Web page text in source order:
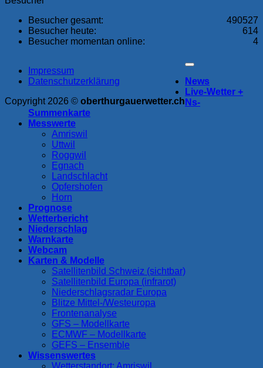
490527
Besucher gesamt:
614
Besucher heute:
4
Besucher momentan online:
Impressum
Datenschutzerklärung
Copyright 2026 © oberthurgauerwetter.ch
News
Live-Wetter +
Ns-
Summenkarte
Messwerte
Amriswil
Uttwil
Roggwil
Egnach
Landschlacht
Opfershofen
Horn
Prognose
Wetterbericht
Niederschlag
Warnkarte
Webcam
Karten & Modelle
Satellitenbild Schweiz (sichtbar)
Satellitenbild Europa (infrarot)
Niederschlagsradar Europa
Blitze Mittel-/Westeuropa
Frontenanalyse
GFS – Modellkarte
ECMWF – Modellkarte
GEFS – Ensemble
Wissenswertes
Wetterstandort: Amriswil